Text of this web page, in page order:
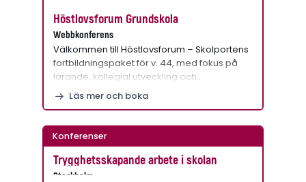
Höstlovsforum Grundskola
Webbkonferens
Välkommen till Höstlovsforum – Skolportens
fortbildningspaket för v. 44, med fokus på
lärande, kollegial utveckling och…
Läs mer och boka
Konferenser
Trygghetsskapande arbete i skolan
Stockholm